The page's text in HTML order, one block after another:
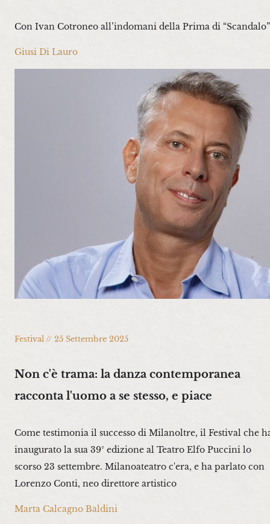
Con Ivan Cotroneo all’indomani della Prima di “Scandalo”
Giusi Di Lauro
Non c'è trama: la danza contemporanea
racconta l'uomo a se stesso, e piace
Come testimonia il successo di Milanoltre, il Festival che
inaugurato la sua 39° edizione al Teatro Elfo Puccini lo
scorso 23 settembre. Milanoateatro c'era, e ha parlato con
Lorenzo Conti, neo direttore artistico
Marta Calcagno Baldini
Festival // 25 Settembre 2025